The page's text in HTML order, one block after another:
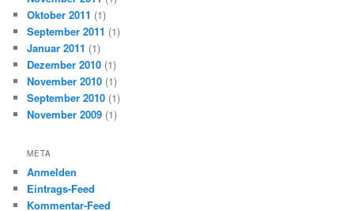
Oktober 2011 (1)
September 2011 (1)
Januar 2011 (1)
Dezember 2010 (1)
November 2010 (1)
September 2010 (1)
November 2009 (1)
META
Anmelden
Eintrags-Feed
Kommentar-Feed